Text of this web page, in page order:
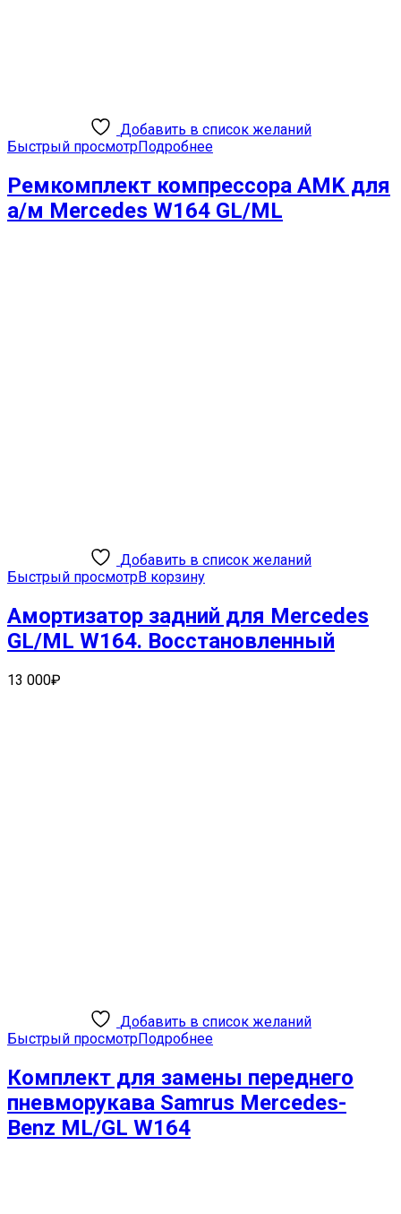
Добавить в список желаний
Быстрый просмотрПодробнее
Ремкомплект компрессора AMK для
а/м Mercedes W164 GL/ML
Добавить в список желаний
Быстрый просмотрВ корзину
Амортизатор задний для Mercedes
GL/ML W164. Восстановленный
13 000₽
Добавить в список желаний
Быстрый просмотрПодробнее
Комплект для замены переднего
пневморукава Samrus Mercedes-
Benz ML/GL W164